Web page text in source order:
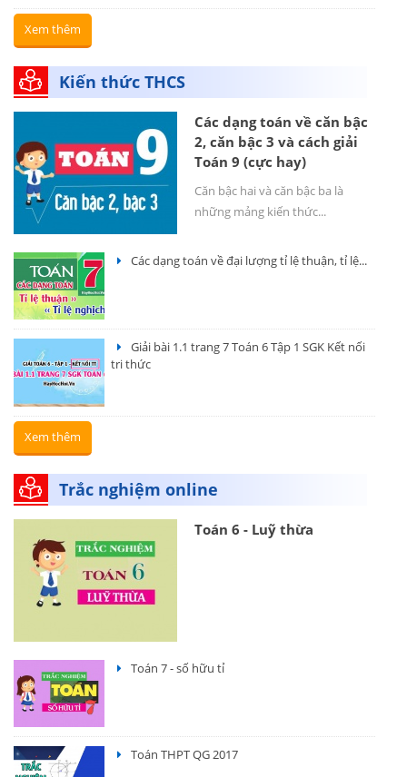
Xem thêm
Kiến thức THCS
Các dạng toán về căn bậc
2, căn bậc 3 và cách giải
Toán 9 (cực hay)
Căn bậc hai và căn bậc ba là
những mảng kiến thức...
Các dạng toán về đại lượng tỉ lệ thuận, tỉ lệ...
Giải bài 1.1 trang 7 Toán 6 Tập 1 SGK Kết nối
tri thức
Xem thêm
Trắc nghiệm online
Toán 6 - Luỹ thừa
Toán 7 - số hữu tỉ
Toán THPT QG 2017